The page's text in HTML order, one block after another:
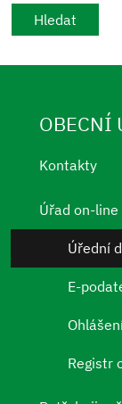
OBECNÍ
Kontakty
Úřad on-line
Úřední
E-
Registr